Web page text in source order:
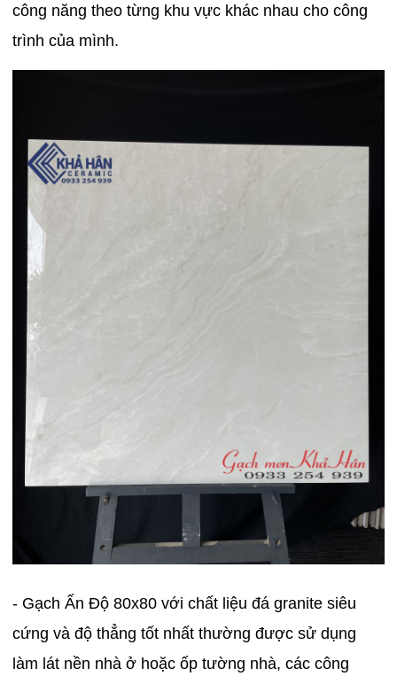
công năng theo từng khu vực khác nhau cho công
trình của mình.
- Gạch Ấn Độ 80x80 với chất liệu đá granite siêu
cứng và độ thẳng tốt nhất thường được sử dụng
làm lát nền nhà ở hoặc ốp tường nhà, các công